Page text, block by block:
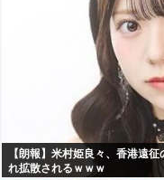
【朗報】米村姫良々、香港遠
れ拡散されるｗｗｗ